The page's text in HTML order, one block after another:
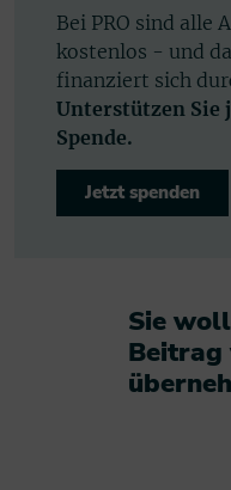
Bei PRO sind alle
kostenlos - und
finanziert sich
Unterstützen Sie
Spende.
Jetzt spenden
Sie
Beitrag